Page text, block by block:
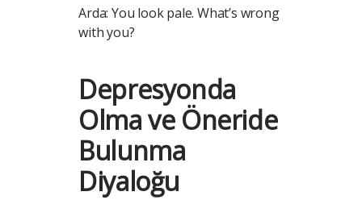
Arda: You look pale. What’s wrong
with you?
Depresyonda
Olma ve Öneride
Bulunma
Diyaloğu